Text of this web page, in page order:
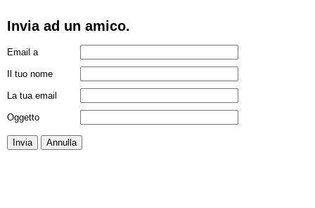
Invia ad un amico.
Email a
Il tuo nome
La tua email
Oggetto
Invia Annulla